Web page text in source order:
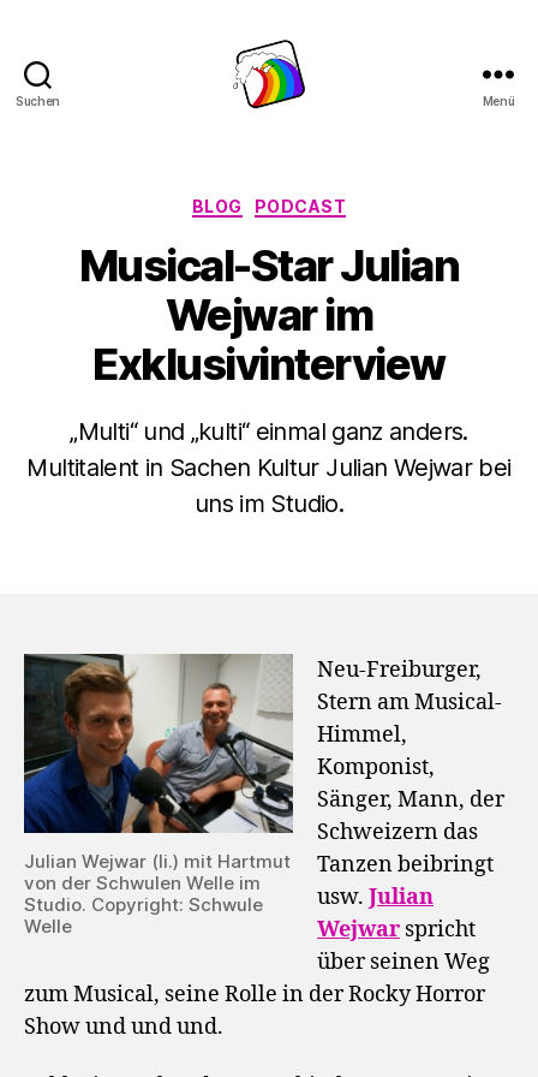
Suchen Menü
Kategorien
BLOG PODCAST
Musical-Star Julian
Wejwar im
Exklusivinterview
„Multi“ und „kulti“ einmal ganz anders.
Multitalent in Sachen Kultur Julian Wejwar bei
uns im Studio.
Julian Wejwar (li.) mit Hartmut
von der Schwulen Welle im
Studio. Copyright: Schwule
Welle
Neu-Freiburger,
Stern am Musical-
Himmel,
Komponist,
Sänger, Mann, der
Schweizern das
Tanzen beibringt
usw. Julian
Wejwar spricht
über seinen Weg
zum Musical, seine Rolle in der Rocky Horror
Show und und und.